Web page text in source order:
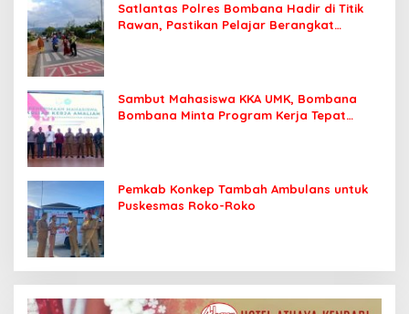
Satlantas Polres Bombana Hadir di Titik
Rawan, Pastikan Pelajar Berangkat
Sambut Mahasiswa KKA UMK, Bombana
Bombana Minta Program Kerja Tepat
Pemkab Konkep Tambah Ambulans untuk
Puskesmas Roko-Roko